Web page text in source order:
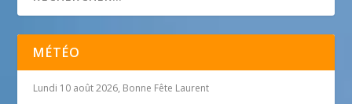
MÉTÉO
Lundi 10 août 2026, Bonne Fête Laurent